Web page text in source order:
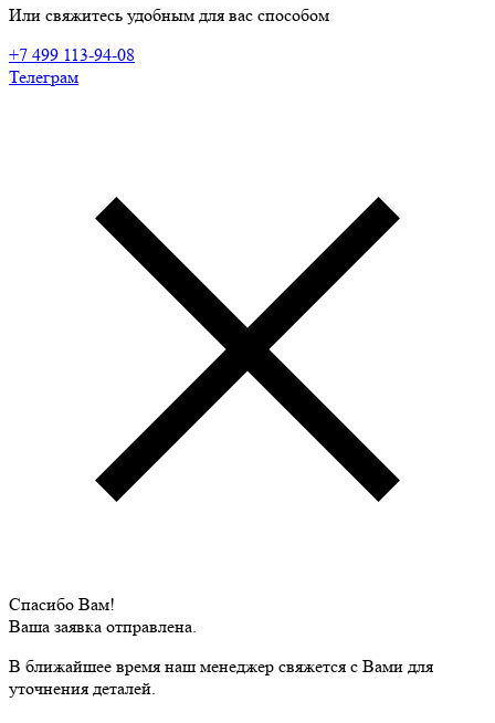
Или свяжитесь удобным для вас способом
+7 499 113-94-08
Телеграм
Спасибо Вам!
Ваша заявка отправлена.
В ближайшее время наш менеджер свяжется с Вами для
уточнения деталей.